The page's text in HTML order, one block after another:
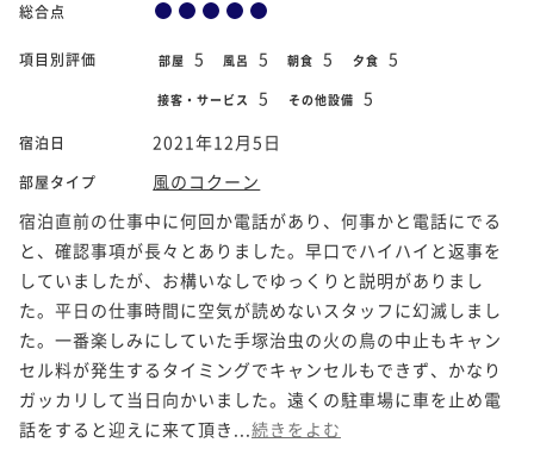
総合点
項目別評価 部屋 5 風呂 5 朝食 5 夕食 5
接客・サービス 5 その他設備 5
宿泊日 2021年12月5日
部屋タイプ
風のコクーン
宿泊直前の仕事中に何回か電話があり、何事かと電話にでる
と、確認事項が長々とありました。早口でハイハイと返事を
していましたが、お構いなしでゆっくりと説明がありまし
た。平日の仕事時間に空気が読めないスタッフに幻滅しまし
た。一番楽しみにしていた手塚治虫の火の鳥の中止もキャン
セル料が発生するタイミングでキャンセルもできず、かなり
ガッカリして当日向かいました。遠くの駐車場に車を止め電
話をすると迎えに来て頂き... 続きをよむ